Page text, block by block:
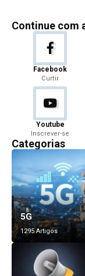
Continue com
Facebook
Curtir
Youtube
Inscrever-se
Categorias
5G
1295 Artigos